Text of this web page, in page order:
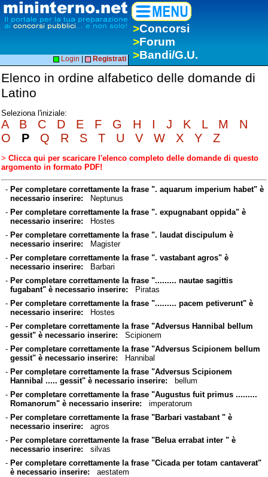
>Concorsi
>Forum
>Bandi/G.U.
Login Registrati
Elenco in ordine alfabetico delle domande di
Latino
Seleziona l'iniziale:
A B C D E F G H I J K L M
N
O
P Q R S T U V W X Y Z
> Clicca qui per scaricare l'elenco completo delle domande di questo
argomento in formato PDF!
- Per completare correttamente la frase ". aquarum imperium habet" è
necessario inserire: Neptunus
- Per completare correttamente la frase ". expugnabant oppida" è
necessario inserire: Hostes
- Per completare correttamente la frase ". laudat discipulum è
necessario inserire: Magister
- Per completare correttamente la frase ". vastabant agros" è
necessario inserire: Barbari
- Per completare correttamente la frase "......... nautae sagittis
fugabant" è necessario inserire: Piratas
- Per completare correttamente la frase "......... pacem petiverunt" è
necessario inserire: Hostes
- Per completare correttamente la frase "Adversus Hannibal bellum
gessit" è necessario inserire: Scipionem
- Per completare correttamente la frase "Adversus Scipionem bellum
gessit" è necessario inserire: Hannibal
- Per completare correttamente la frase "Adversus Scipionem
Hannibal ..... gessit" è necessario inserire: bellum
- Per completare correttamente la frase "Augustus fuit primus .........
Romanorum" è necessario inserire: imperatorum
- Per completare correttamente la frase "Barbari vastabant " è
necessario inserire: agros
- Per completare correttamente la frase "Belua errabat inter " è
necessario inserire: silvas
- Per completare correttamente la frase "Cicada per totam cantaverat"
è necessario inserire: aestatem